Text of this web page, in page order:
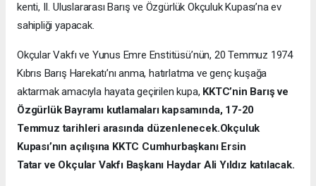
kenti, II. Uluslararası Barış ve Özgürlük Okçuluk Kupası’na ev
sahipliği yapacak.
Okçular Vakfı ve Yunus Emre Enstitüsü’nün, 20 Temmuz 1974
Kıbrıs Barış Harekatı’nı anma, hatırlatma ve genç kuşağa
aktarmak amacıyla hayata geçirilen kupa, KKTC’nin Barış ve
Özgürlük Bayramı kutlamaları kapsamında, 17-20
Temmuz tarihleri arasında düzenlenecek.Okçuluk
Kupası’nın açılışına KKTC Cumhurbaşkanı Ersin
Tatar ve Okçular Vakfı Başkanı Haydar Ali Yıldız katılacak.